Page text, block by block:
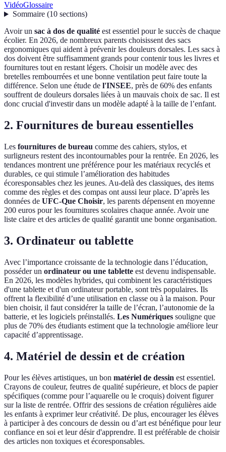
VidéoGlossaire
Sommaire(10 sections)
Avoir un sac à dos de qualité est essentiel pour le succès de chaque
écolier. En 2026, de nombreux parents choisissent des sacs
ergonomiques qui aident à prévenir les douleurs dorsales. Les sacs à
dos doivent être suffisamment grands pour contenir tous les livres et
fournitures tout en restant légers. Choisir un modèle avec des
bretelles rembourrées et une bonne ventilation peut faire toute la
différence. Selon une étude de l'INSEE, près de 60% des enfants
souffrent de douleurs dorsales liées à un mauvais choix de sac. Il est
donc crucial d'investir dans un modèle adapté à la taille de l’enfant.
2. Fournitures de bureau essentielles
Les fournitures de bureau comme des cahiers, stylos, et
surligneurs restent des incontournables pour la rentrée. En 2026, les
tendances montrent une préférence pour les matériaux recyclés et
durables, ce qui stimule l’amélioration des habitudes
écoresponsables chez les jeunes. Au-delà des classiques, des items
comme des règles et des compas ont aussi leur place. D’après les
données de UFC-Que Choisir, les parents dépensent en moyenne
200 euros pour les fournitures scolaires chaque année. Avoir une
liste claire et des articles de qualité garantit une bonne organisation.
3. Ordinateur ou tablette
Avec l’importance croissante de la technologie dans l’éducation,
posséder un ordinateur ou une tablette est devenu indispensable.
En 2026, les modèles hybrides, qui combinent les caractéristiques
d'une tablette et d'un ordinateur portable, sont très populaires. Ils
offrent la flexibilité d’une utilisation en classe ou à la maison. Pour
bien choisir, il faut considérer la taille de l’écran, l’autonomie de la
batterie, et les logiciels préinstallés. Les Numériques souligne que
plus de 70% des étudiants estiment que la technologie améliore leur
capacité d’apprentissage.
4. Matériel de dessin et de création
Pour les élèves artistiques, un bon matériel de dessin est essentiel.
Crayons de couleur, feutres de qualité supérieure, et blocs de papier
spécifiques (comme pour l’aquarelle ou le croquis) doivent figurer
sur la liste de rentrée. Offrir des sessions de création régulières aide
les enfants à exprimer leur créativité. De plus, encourager les élèves
à participer à des concours de dessin ou d’art est bénéfique pour leur
confiance en soi et leur désir d'apprendre. Il est préférable de choisir
des articles non toxiques et écoresponsables.